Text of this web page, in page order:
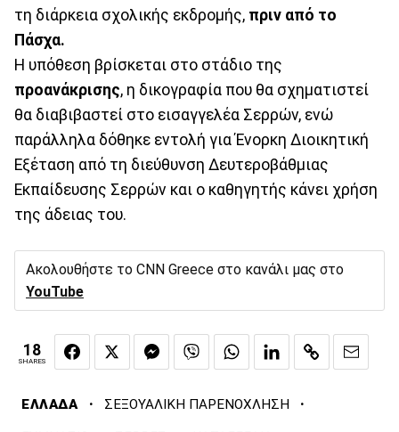
τη διάρκεια σχολικής εκδρομής, πριν από το
Πάσχα.
Η υπόθεση βρίσκεται στο στάδιο της
προανάκρισης, η δικογραφία που θα σχηματιστεί
θα διαβιβαστεί στο εισαγγελέα Σερρών, ενώ
παράλληλα δόθηκε εντολή για Ένορκη Διοικητική
Εξέταση από τη διεύθυνση Δευτεροβάθμιας
Εκπαίδευσης Σερρών και ο καθηγητής κάνει χρήση
της άδειας του.
Ακολουθήστε το CNN Greece στο κανάλι μας στο
YouTube
18
SHARES
ΕΛΛΑΔΑ · ΣΕΞΟΥΑΛΙΚΗ ΠΑΡΕΝΟΧΛΗΣΗ ·